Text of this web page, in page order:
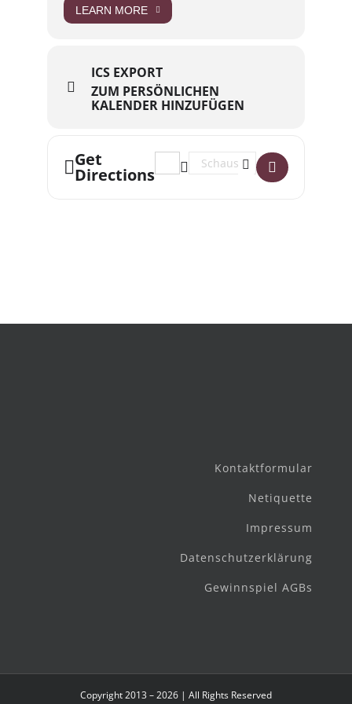
LEARN MORE
ICS EXPORT
ZUM PERSÖNLICHEN
KALENDER HINZUFÜGEN
Get
Directions
Address - Lesung Kaleb Erdmann
Destination Address - Lesung
Kontaktformular
Netiquette
Impressum
Datenschutzerklärung
Gewinnspiel AGBs
Copyright 2013 – 2026 | All Rights Reserved